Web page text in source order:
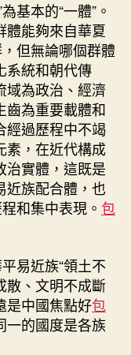
基本的“一體”。
體能夠來自華夏
但無論哪個群體
系統和朝代傳
域為政治、經濟
齒為重要載體和
經過歷程中不竭
素，在近代構成
治實體，這既是
近族配合體，也
和集中表現。 包
易近族“領土不
散、文明不成斷
是中國焦點好包
一的國度是各族